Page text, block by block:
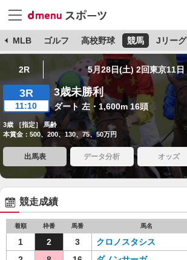
MLB ゴルフ 高校野球 競馬 Jリーグ
2R 5月28日(土) 2回東京11日
3R
11:10
3歳未勝利
ダート 左・1,600m 16頭
3歳 ［指定］ 馬齢
本賞金：500、200、130、75、50万円
出馬表 データ分析 オッズ
競走成績
着順 枠番 馬番 馬名
1 2 3 クロノスタシス